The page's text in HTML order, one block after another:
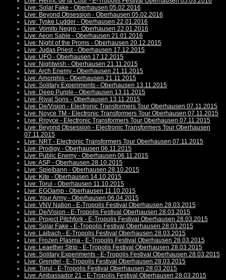
Live: Solar Fake - Oberhausen 05.02.2016
Live: Beyond Obsession - Oberhausen 05.02.2016
Live: Tyske Ludder - Oberhausen 22.01.2016
Live: Vomito Negro - Oberhausen 22.01.2016
Live: Aeon Sable - Oberhausen 21.01.2016
Live: Night of the Proms - Oberhausen 20.12.2015
Live: Judas Priest - Oberhausen 17.12.2015
Live: UFO - Oberhausen 17.12.2015
Live: Nightwish - Oberhausen 21.11.2015
Live: Arch Enemy - Oberhausen 21.11.2015
Live: Amorphis - Oberhausen 21.11.2015
Live: Solitary Experiments - Oberhausen 13.11.2015
Live: Deep Purple - Oberhausen 13.11.2015
Live: Rival Sons - Oberhausen 13.11.2015
Live: De/Vision - Electronic Transformers Tour Oberhausen 07.11.2015
Live: Noyce TM - Electronic Transformers Tour Oberhausen 07.11.2015
Live: Rroyce - Electronic Transformers Tour Oberhausen 07.11.2015
Live: Beyond Obsession - Electronic Transformers Tour Oberhausen
07.11.2015
Live: NRT - Electronic Transformers Tour Oberhausen 07.11.2015
Live: Prodigy - Oberhausen 06.11.2015
Live: Public Enemy - Oberhausen 06.11.2015
Live: ASP - Oberhausen 28.10.2015
Live: Spielbann - Oberhausen 28.10.2015
Live: Kite - Oberhausen 14.10.2015
Live: Torul - Oberhausen 11.10.2015
Live: EGOamp - Oberhausen 11.10.2015
Live: Your Army - Oberhausen 06.04.2015
Live: VNV Nation - E-Tropolis Festival Oberhausen 28.03.2015
Live: De/Vision - E-Tropolis Festival Oberhausen 28.03.2015
Live: Project Pitchfork - E-Tropolis Festival Oberhausen 28.03.2015
Live: Solar Fake - E-Tropolis Festival Oberhausen 28.03.2015
Live: Laibach - E-Tropolis Festival Oberhausen 28.03.2015
Live: Frozen Plasma - E-Tropolis Festival Oberhausen 28.03.2015
Live: Leaether Strip - E-Tropolis Festival Oberhausen 28.03.2015
Live: Solitary Experiments - E-Tropolis Festival Oberhausen 28.03.2015
Live: Grendel - E-Tropolis Festival Oberhausen 28.03.2015
Live: Torul - E-Tropolis Festival Oberhausen 28.03.2015
Live: Ambassador 21 - E-Tropolis Festival Oberhausen 28.03.2015